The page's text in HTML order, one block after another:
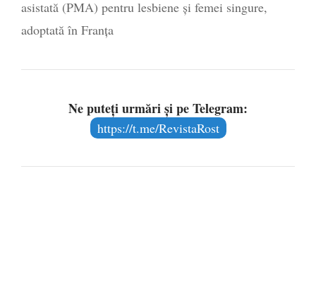
asistată (PMA) pentru lesbiene şi femei singure,
adoptată în Franţa
Ne puteți urmări și pe Telegram:
https://t.me/RevistaRost